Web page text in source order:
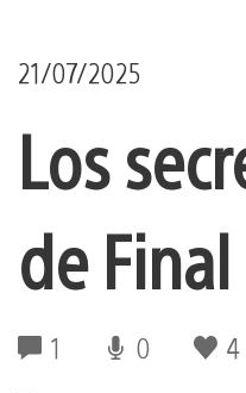
21/07/2025
Los
de
1 0 4